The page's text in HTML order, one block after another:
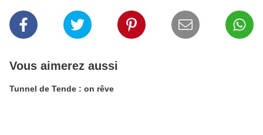
Vous aimerez aussi
Tunnel de Tende : on rêve